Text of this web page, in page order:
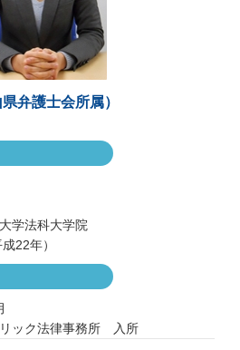
弁護士会所属）
学法科大学院
22年）
ック法律事務所 入所